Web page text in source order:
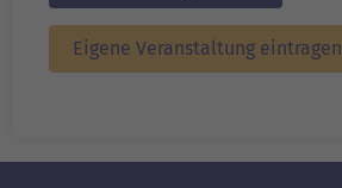
Eigene Veranstaltung eintragen